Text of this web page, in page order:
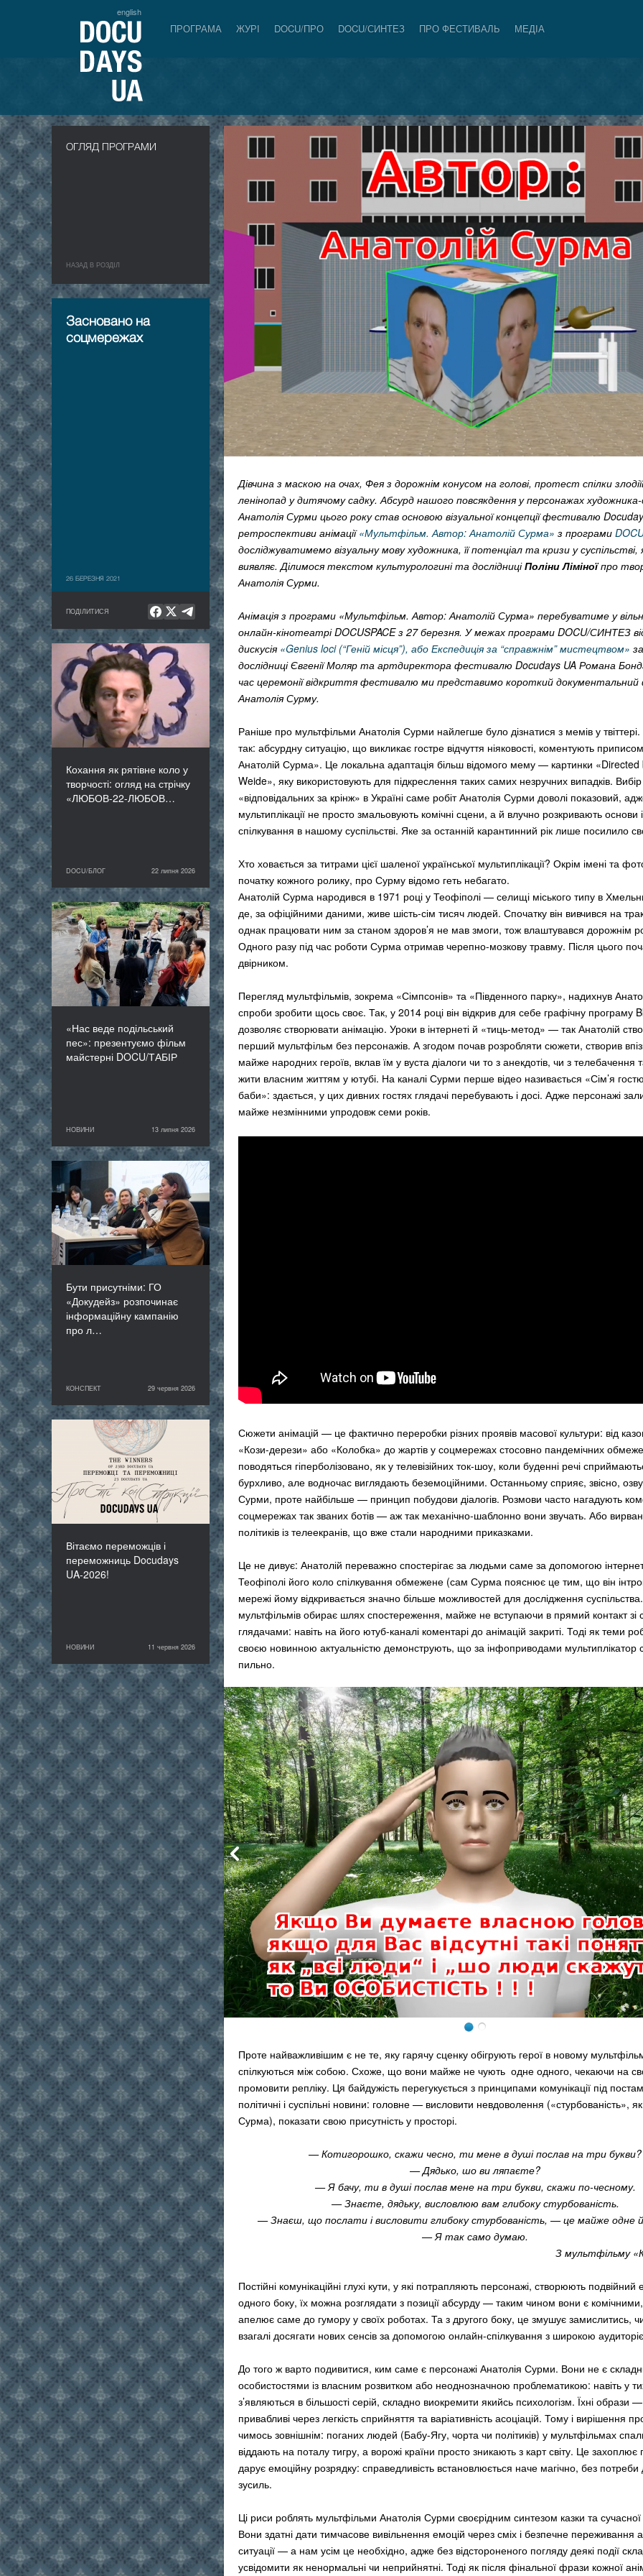
english
ПРОГРАМА ЖУРІ DOCU/ПРО DOCU/СИНТЕЗ ПРО ФЕСТИВАЛЬ МЕДІА
ОГЛЯД ПРОГРАМИ
НАЗАД В РОЗДIЛ
Засновано на
соцмережах
26 БЕРЕЗНЯ 2021
ПОДІЛИТИСЯ
Дівчина з маскою на очах, Фея з дорожнім конусом на голові, протест спілки
ленінопад у дитячому садку. Абсурд нашого повсякдення у персонажах
Анатолія Сурми цього року став основою візуальної концепції фестивалю
ретроспективи анімації«Мультфільм. Автор: Анатолій Сурма» з програми
досліджуватимемо візуальну мову художника, її потенціал та кризи у суспільстві,
виявляє. Ділимося текстом культурологині та дослідниціПоліни Ліміноїпро
Анатолія Сурми.
Анімація з програми «Мультфільм. Автор: Анатолій Сурма» перебуватиме у
онлайн-кінотеатрі DOCUSPACE з 27 березня. У межах програми DOCU/СИНТЕЗ
дискусія «Genius loci (“Геній місця”), або Експедиція за “справжнім” мистецтвом»
дослідниці Євгенії Моляр та артдиректора фестивалю Docudays UA Романа
час церемонії відкриття фестивалю ми представимо короткий документальний
Анатолія Сурму.
Раніше про мультфільми Анатолія Сурми найлегше було дізнатися з мемів у
так: абсурдну ситуацію, що викликає гостре відчуття ніяковості, коментують
Анатолій Сурма». Це локальна адаптація більш відомого мему — картинки
Weide», яку використовують для підкреслення таких самих незручних випадків.
«відповідальних за крінж» в Україні саме робіт Анатолія Сурми доволі показовий,
мультиплікації не просто змальовують комічні сцени, а й влучно розкривають основи
спілкування в нашому суспільстві. Яке за останній карантинний рік лише посилило
Хто ховається за титрами цієї шаленої української мультиплікації? Окрім імені та
початку кожного ролику, про Сурму відомо геть небагато.
Анатолій Сурма народився в 1971 році у Теофіполі — селищі міського типу в
де, за офіційними даними, живе шість-сім тисяч людей. Спочатку він вивчився на
однак працювати ним за станом здоров’я не мав змоги, тож влаштувався дорожнім
Одного разу під час роботи Сурма отримав черепно-мозкову травму. Після цього
двірником.
Перегляд мультфільмів, зокрема «Сімпсонів» та «Південного парку», надихнув
спроби зробити щось своє. Так, у 2014 році він відкрив для себе графічну програму
дозволяє створювати анімацію. Уроки в інтернеті й «тиць-метод» — так Анатолій
перший мультфільм без персонажів. А згодом почав розробляти сюжети, створив
майже народних героїв, вклав їм у вуста діалоги чи то з анекдотів, чи з телебачення
жити власним життям у ютубі. На каналі Сурми перше відео називається «Сім’я
баби»: здається, у цих дивних гостях глядачі перебувають і досі. Адже персонажі
майже незмінними упродовж семи років.
Сюжети анімацій — це фактично переробки різних проявів масової культури: від
«Кози-дерези» або «Колобка» до жартів у соцмережах стосовно пандемічних
поводяться гіперболізовано, як у телевізійних ток-шоу, коли буденні речі
бурхливо, але водночас виглядають беземоційними. Останньому сприяє, звісно,
Сурми, проте найбільше — принцип побудови діалогів. Розмови часто нагадують
соцмережах так званих ботів — аж так механічно-шаблонно вони звучать. Або
політиків із телеекранів, що вже стали народними приказками.
Це не дивує: Анатолій переважно спостерігає за людьми саме за допомогою
Теофіполі його коло спілкування обмежене (сам Сурма пояснює це тим, що він
мережі йому відкривається значно більше можливостей для дослідження
мультфільмів обирає шлях спостереження, майже не вступаючи в прямий контакт зі
глядачами: навіть на його ютуб-каналі коментарі до анімацій закриті. Тоді як теми
своєю новинною актуальністю демонструють, що за інфоприводами мультиплікатор
пильно.
Проте найважливішим є не те, яку гарячу сценку обігрують герої в новому
спілкуються між собою. Схоже, що вони майже не чують одне одного, чекаючи на
промовити репліку. Ця байдужість перегукується з принципами комунікації під
політичні і суспільні новини: головне — висловити невдоволення («стурбованість», як
Сурма), показати свою присутність у просторі.
— Котигорошко, скажи чесно, ти мене в душі послав на три букви?
— Дядько, шо ви ляпаєте?
— Я бачу, ти в душі послав мене на три букви, скажи по-чесному.
— Знаєте, дядьку, висловлюю вам глибоку стурбованість.
— Знаєш, що послати і висловити глибоку стурбованість, — це майже одне
— Я так само думаю.
З мультфільму
Постійні комунікаційні глухі кути, у які потрапляють персонажі, створюють
одного боку, їх можна розглядати з позиції абсурду — таким чином вони є
апелює саме до гумору у своїх роботах. Та з другого боку, це змушує замислитись,
взагалі досягати нових сенсів за допомогою онлайн-спілкування з широкою
До того ж варто подивитися, ким саме є персонажі Анатолія Сурми. Вони не є
особистостями із власним розвитком або неоднозначною проблематикою: навіть у
з’являються в більшості серій, складно виокремити якийсь психологізм. Їхні образи —
привабливі через легкість сприйняття та варіативність асоціацій. Тому і вирішення
чимось зовнішнім: поганих людей (Бабу-Ягу, чорта чи політиків) у мультфільмах
віддають на поталу тигру, а ворожі країни просто зникають з карт світу. Це
дарує емоційну розрядку: справедливість встановлюється наче магічно, без потреби
зусиль.
Ці риси роблять мультфільми Анатолія Сурми своєрідним синтезом казки та сучасної
Вони здатні дати тимчасове вивільнення емоцій через сміх і безпечне переживання
ситуації — а нам усім це необхідно, адже без відстороненого погляду деякі події
усвідомити як ненормальні чи неприйнятні. Тоді як після фінальної фрази кожної
Кохання як рятівне коло у
творчості: огляд на стрічку
«ЛЮБОВ-22-ЛЮБОВ…
DOCU/БЛОГ 22 липня 2026
Кохання як рятівне коло
у творчості: огляд на
стрічку «ЛЮБОВ-22-
ЛЮБОВ» Єруна
Койманса
DOCU/БЛОГ
22 липня 2026
«Нас веде подільський
пес»: презентуємо фільм
майстерні DOCU/ТАБІР
НОВИНИ 13 липня 2026
«Нас веде подільський
пес»: презентуємо фільм
майстерні DOCU/ТАБІР
НОВИНИ
13 липня 2026
Бути присутніми: ГО
«Докудейз» розпочинає
інформаційну кампанію
про л…
КОНСПЕКТ 29 червня 2026
Бути присутніми: ГО
«Докудейз» розпочинає
інформаційну кампанію
про людей в окупації
КОНСПЕКТ
29 червня 2026
Вітаємо переможців і
переможниць Docudays
UA-2026!
НОВИНИ 11 червня 2026
Вітаємо переможців і
переможниць Docudays
UA-2026!
НОВИНИ
11 червня 2026